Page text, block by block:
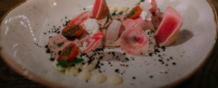
Nieuws, interviews & blogs
Eten
Drinken
Slapen
Recreatief